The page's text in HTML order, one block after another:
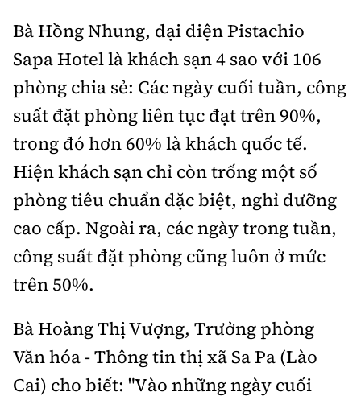
Bà Hồng Nhung, đại diện Pistachio
Sapa Hotel là khách sạn 4 sao với 106
phòng chia sẻ: Các ngày cuối tuần, công
suất đặt phòng liên tục đạt trên 90%,
trong đó hơn 60% là khách quốc tế.
Hiện khách sạn chỉ còn trống một số
phòng tiêu chuẩn đặc biệt, nghỉ dưỡng
cao cấp. Ngoài ra, các ngày trong tuần,
công suất đặt phòng cũng luôn ở mức
trên 50%.
Bà Hoàng Thị Vượng, Trưởng phòng
Văn hóa - Thông tin thị xã Sa Pa (Lào
Cai) cho biết: "Vào những ngày cuối